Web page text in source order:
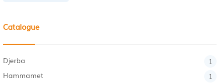
Catalogue
Djerba 1
Hammamet 1